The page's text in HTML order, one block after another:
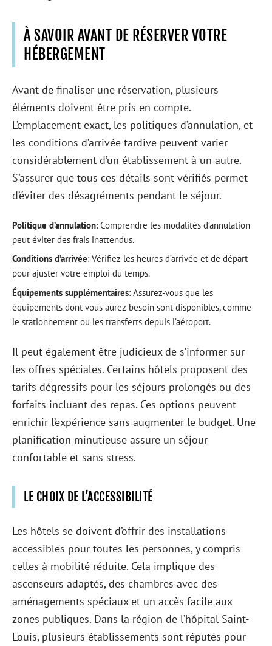
À SAVOIR AVANT DE RÉSERVER VOTRE
HÉBERGEMENT
Avant de finaliser une réservation, plusieurs
éléments doivent être pris en compte.
L’emplacement exact, les politiques d’annulation, et
les conditions d’arrivée tardive peuvent varier
considérablement d’un établissement à un autre.
S’assurer que tous ces détails sont vérifiés permet
d’éviter des désagréments pendant le séjour.
Politique d’annulation: Comprendre les modalités d’annulation
peut éviter des frais inattendus.
Conditions d’arrivée: Vérifiez les heures d’arrivée et de départ
pour ajuster votre emploi du temps.
Équipements supplémentaires: Assurez-vous que les
équipements dont vous aurez besoin sont disponibles, comme
le stationnement ou les transferts depuis l’aéroport.
Il peut également être judicieux de s’informer sur
les offres spéciales. Certains hôtels proposent des
tarifs dégressifs pour les séjours prolongés ou des
forfaits incluant des repas. Ces options peuvent
enrichir l’expérience sans augmenter le budget. Une
planification minutieuse assure un séjour
confortable et sans stress.
LE CHOIX DE L’ACCESSIBILITÉ
Les hôtels se doivent d’offrir des installations
accessibles pour toutes les personnes, y compris
celles à mobilité réduite. Cela implique des
ascenseurs adaptés, des chambres avec des
aménagements spéciaux et un accès facile aux
zones publiques. Dans la région de l’hôpital Saint-
Louis, plusieurs établissements sont réputés pour